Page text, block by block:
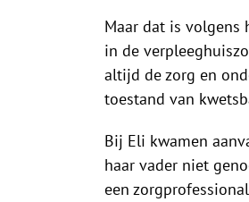
Maar dat is volgens
in de
altijd de zorg en
toestand van
Bij Eli kwamen
haar vader niet
een